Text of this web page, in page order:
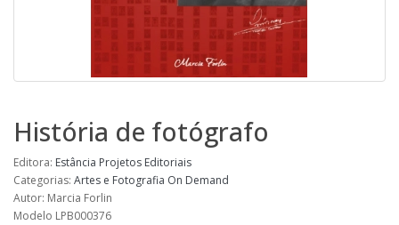
História de fotógrafo
Editora: Estância Projetos Editoriais
Categorias: Artes e Fotografia On Demand
Autor: Marcia Forlin
Modelo LPB000376